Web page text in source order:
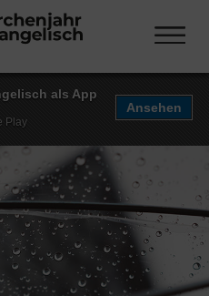
als App
Play
Ansehen